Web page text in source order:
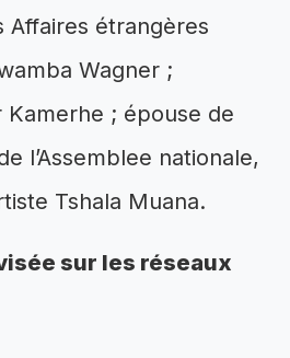
Affaires étrangères
Wagner ;
Kamerhe ; épouse de
l’Assemblee nationale,
Tshala Muana.
sur les réseaux